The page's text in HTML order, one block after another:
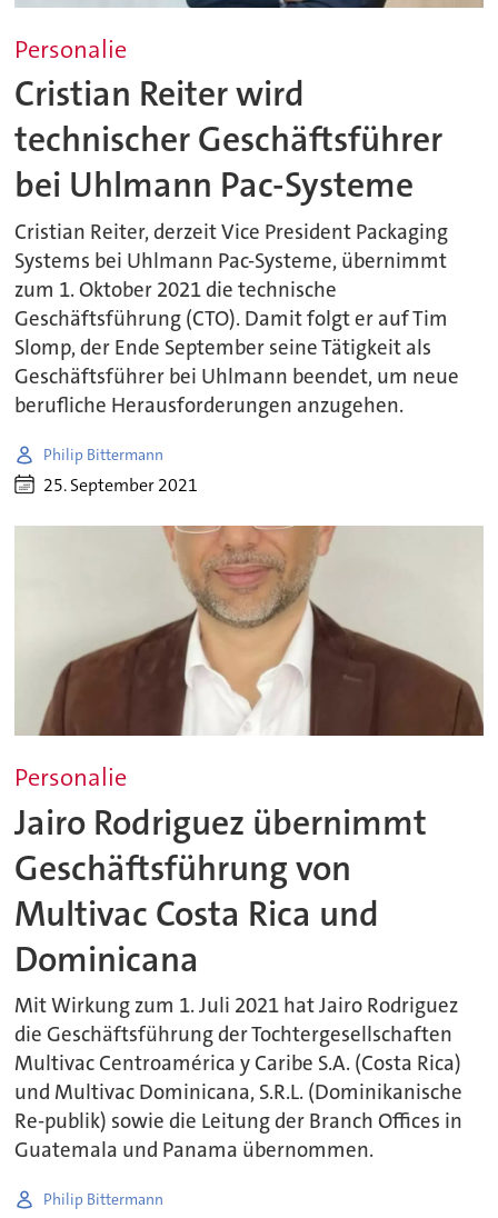
Personalie
Cristian Reiter wird
technischer Geschäftsführer
bei Uhlmann Pac-Systeme
Cristian Reiter, derzeit Vice President Packaging
Systems bei Uhlmann Pac-Systeme, übernimmt
zum 1. Oktober 2021 die technische
Geschäftsführung (CTO). Damit folgt er auf Tim
Slomp, der Ende September seine Tätigkeit als
Geschäftsführer bei Uhlmann beendet, um neue
berufliche Herausforderungen anzugehen.
Philip Bittermann
25. September 2021
Personalie
Jairo Rodriguez übernimmt
Geschäftsführung von
Multivac Costa Rica und
Dominicana
Mit Wirkung zum 1. Juli 2021 hat Jairo Rodriguez
die Geschäftsführung der Tochtergesellschaften
Multivac Centroamérica y Caribe S.A. (Costa Rica)
und Multivac Dominicana, S.R.L. (Dominikanische
Re-publik) sowie die Leitung der Branch Offices in
Guatemala und Panama übernommen.
Philip Bittermann